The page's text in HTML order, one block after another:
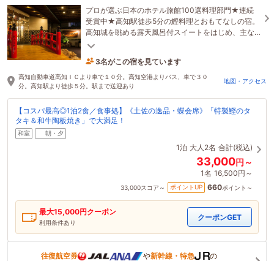
プロが選ぶ日本のホテル旅館100選料理部門★連続
受賞中★高知駅徒歩5分の鰹料理とおもてなしの宿。
高知城を眺める露天風呂付スイートをはじめ、主な
観光地も徒歩圏内、観光の拠点としても最適です！
3名がこの宿を見ています
7時間前に予約されました
高知自動車道高知ＩＣより車で１０分。高知空港よりバス、車で３０
分。高知駅より徒歩５分。駅まで送迎あり
地図・アクセス
【コスパ最高◎1泊2食／食事処】《土佐の逸品・蝶会席》「特製鰹のタ
タキ＆和牛陶板焼き」で大満足！
和室 朝・夕
1泊 大人2名 合計(税込)
33,000円～
1名 16,500円～
33,000スコア～ ポイントUP 660ポイント～
最大15,000円クーポン
利用条件あり
クーポンGET
往復航空券 や新幹線・特急
の